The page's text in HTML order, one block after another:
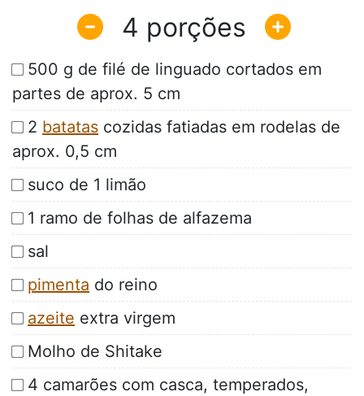
4
500 g de filé de linguado cortados em
partes de aprox. 5 cm
2 batatas cozidas fatiadas em rodelas de
aprox. 0,5 cm
suco de 1 limão
1 ramo de folhas de alfazema
sal
pimenta do reino
azeite extra virgem
Molho de Shitake
4 camarões com casca, temperados,